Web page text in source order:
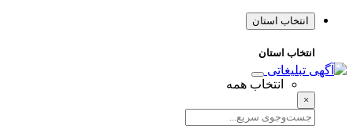
انتخاب استان
انتخاب استان
انتخاب همه
×